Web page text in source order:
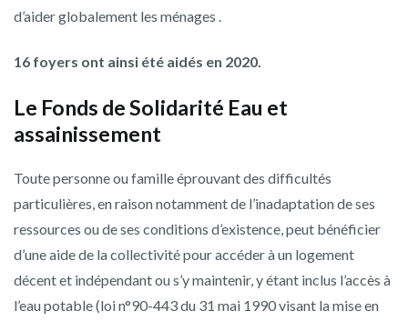
d’aider globalement les ménages .
16 foyers ont ainsi été aidés en 2020.
Le Fonds de Solidarité Eau et
assainissement
Toute personne ou famille éprouvant des difficultés
particulières, en raison notamment de l’inadaptation de ses
ressources ou de ses conditions d’existence, peut bénéficier
d’une aide de la collectivité pour accéder à un logement
décent et indépendant ou s’y maintenir, y étant inclus l’accès à
l’eau potable (loi n°90-443 du 31 mai 1990 visant la mise en